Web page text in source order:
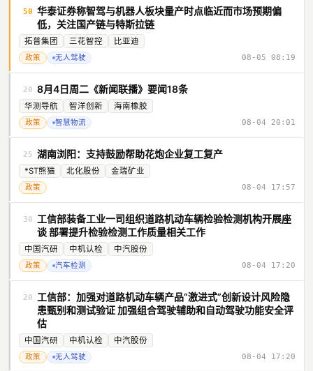
50 华泰证券称智驾与机器人板块量产时点临近而市场预期偏
低，关注国产链与特斯拉链
拓普集团 三花智控 比亚迪
政策 无人驾驶 08-05 08:19
20 8月4日周二《新闻联播》要闻18条
华测导航 智洋创新 海南橡胶
政策 智慧物流 08-04 20:01
25 湖南浏阳：支持鼓励帮助花炮企业复工复产
*ST熊猫 北化股份 金瑞矿业
政策 08-04 17:57
30
工信部装备工业一司组织道路机动车辆检验检测机构开展座
谈 部署提升检验检测工作质量相关工作
中国汽研 中机认检 中汽股份
政策 汽车检测 08-04 17:20
20
工信部：加强对道路机动车辆产品“激进式”创新设计风险隐
患甄别和测试验证 加强组合驾驶辅助和自动驾驶功能安全评
估
中国汽研 中机认检 中汽股份
政策 无人驾驶 08-04 17:20